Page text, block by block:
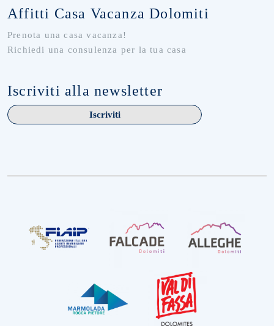
Affitti Casa Vacanza Dolomiti
Prenota una casa vacanza!
Richiedi una consulenza per la tua casa
Iscriviti alla newsletter
Iscriviti